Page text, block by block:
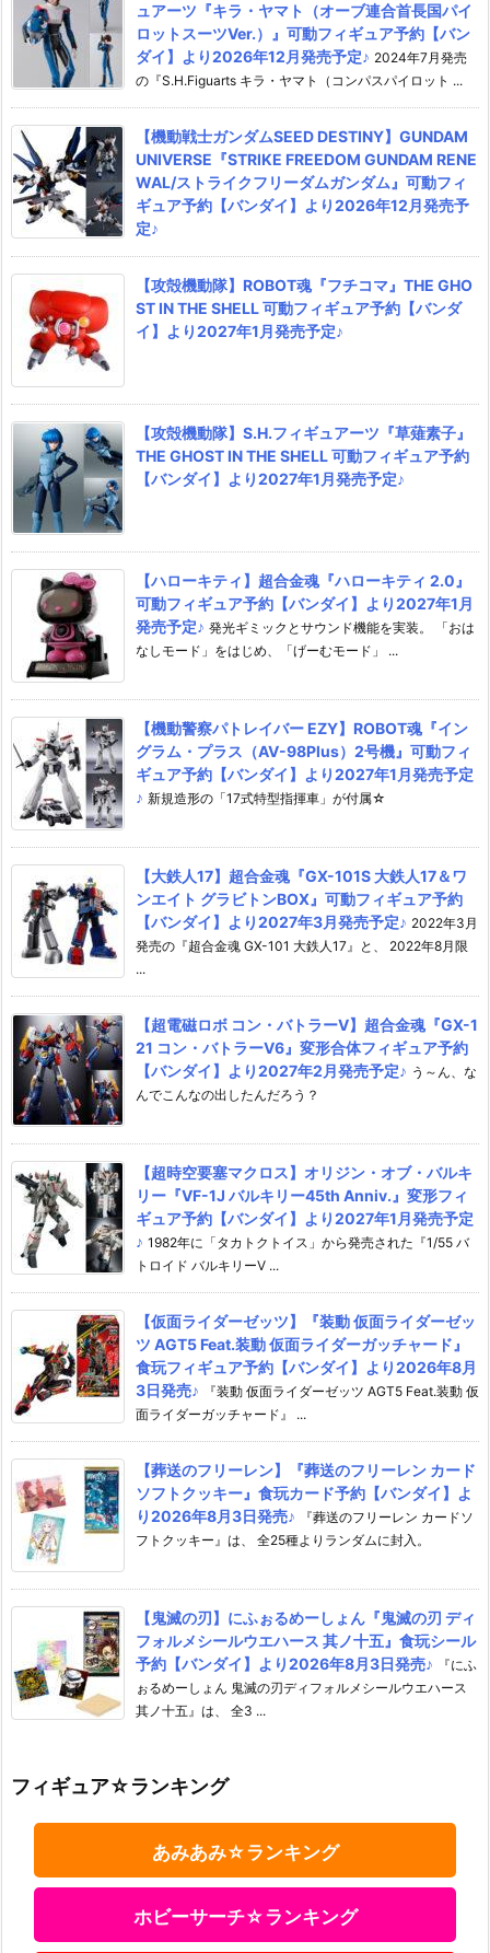
ュアーツ『キラ・ヤマト（オーブ連合首長国パイ
ロットスーツVer.）』可動フィギュア予約【バン
ダイ】より2026年12月発売予定♪ 2024年7月発売
の『S.H.Figuarts キラ・ヤマト（コンパスパイロット ...
【機動戦士ガンダムSEED DESTINY】GUNDAM
UNIVERSE『STRIKE FREEDOM GUNDAM RENE
WAL/ストライクフリーダムガンダム』可動フィ
ギュア予約【バンダイ】より2026年12月発売予
定♪
【攻殻機動隊】ROBOT魂『フチコマ』THE GHO
ST IN THE SHELL 可動フィギュア予約【バンダ
イ】より2027年1月発売予定♪
【攻殻機動隊】S.H.フィギュアーツ『草薙素子』
THE GHOST IN THE SHELL 可動フィギュア予約
【バンダイ】より2027年1月発売予定♪
【ハローキティ】超合金魂『ハローキティ 2.0』
可動フィギュア予約【バンダイ】より2027年1月
発売予定♪ 発光ギミックとサウンド機能を実装。 「おは
なしモード」をはじめ、「げーむモード」 ...
【機動警察パトレイバー EZY】ROBOT魂『イン
グラム・プラス（AV-98Plus）2号機』可動フィ
ギュア予約【バンダイ】より2027年1月発売予定
♪ 新規造形の「17式特型指揮車」が付属☆
【大鉄人17】超合金魂『GX-101S 大鉄人17＆ワ
ンエイト グラビトンBOX』可動フィギュア予約
【バンダイ】より2027年3月発売予定♪ 2022年3月
発売の『超合金魂 GX-101 大鉄人17』と、 2022年8月限
...
【超電磁ロボ コン・バトラーV】超合金魂『GX-1
21 コン・バトラーV6』変形合体フィギュア予約
【バンダイ】より2027年2月発売予定♪ う～ん、な
んでこんなの出したんだろう？
【超時空要塞マクロス】オリジン・オブ・バルキ
リー『VF-1J バルキリー45th Anniv.』変形フィ
ギュア予約【バンダイ】より2027年1月発売予定
♪ 1982年に「タカトクトイス」から発売された『1/55 バ
トロイド バルキリーV ...
【仮面ライダーゼッツ】『装動 仮面ライダーゼッ
ツ AGT5 Feat.装動 仮面ライダーガッチャード』
食玩フィギュア予約【バンダイ】より2026年8月
3日発売♪
『装動 仮面ライダーゼッツ AGT5 Feat.装動 仮
面ライダーガッチャード』 ...
【葬送のフリーレン】『葬送のフリーレン カード
ソフトクッキー』食玩カード予約【バンダイ】よ
り2026年8月3日発売♪
『葬送のフリーレン カードソ
フトクッキー』は、 全25種よりランダムに封入。
【鬼滅の刃】にふぉるめーしょん『鬼滅の刃 ディ
フォルメシールウエハース 其ノ十五』食玩シール
予約【バンダイ】より2026年8月3日発売♪
『にふ
ぉるめーしょん 鬼滅の刃ディフォルメシールウエハース
其ノ十五』は、 全3 ...
フィギュア☆ランキング
あみあみ☆ランキング
ホビーサーチ☆ランキング